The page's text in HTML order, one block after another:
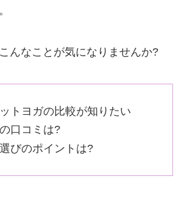
んなことが気になりませんか?
トヨガの比較が知りたい
口コミは?
びのポイントは?